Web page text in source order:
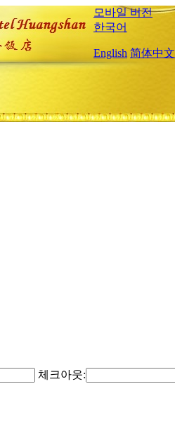
모바일 버전
한국어
English 简体中文
체크아웃: